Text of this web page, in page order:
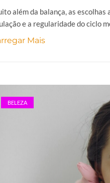
além da balança, as
e a regularidade do ciclo
Mais
BELEZA